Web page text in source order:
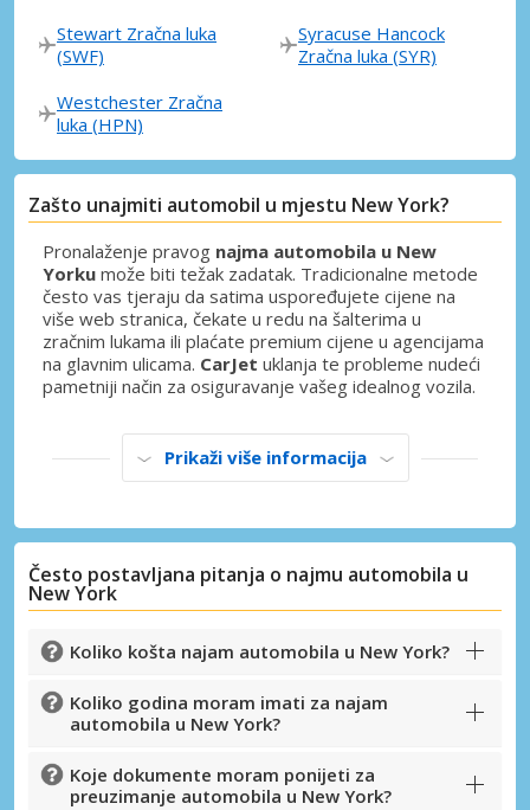
Posebni popusti
Pristupite ekskluzivnim ponudama naših
dobavljača
Stewart Zračna luka
(SWF)
Syracuse Hancock
Zračna luka (SYR)
Westchester Zračna
luka (HPN)
Zašto unajmiti automobil u mjestu New York?
Pronalaženje pravog najma automobila u New
Yorku može biti težak zadatak. Tradicionalne metode
često vas tjeraju da satima uspoređujete cijene na
više web stranica, čekate u redu na šalterima u
zračnim lukama ili plaćate premium cijene u agencijama
na glavnim ulicama. CarJet uklanja te probleme nudeći
pametniji način za osiguravanje vašeg idealnog vozila.
Prikaži više informacija
Često postavljana pitanja o najmu automobila u
New York
Koliko košta najam automobila u New York?
Koliko godina moram imati za najam
automobila u New York?
Koje dokumente moram ponijeti za
preuzimanje automobila u New York?